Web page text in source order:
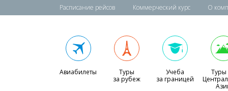
Расписание рейсов Коммерческий курс О
Авиабилеты
Туры
за рубеж
Учеба
за границей
Туры